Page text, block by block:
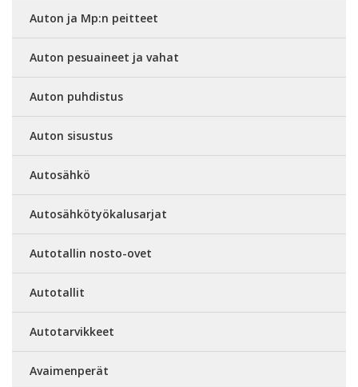
Auton ja Mp:n peitteet
Auton pesuaineet ja vahat
Auton puhdistus
Auton sisustus
Autosähkö
Autosähkötyökalusarjat
Autotallin nosto-ovet
Autotallit
Autotarvikkeet
Avaimenperät